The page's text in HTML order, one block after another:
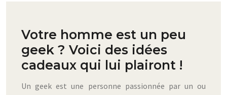
Votre homme est un peu
geek ? Voici des idées
cadeaux qui lui plairont !
Un geek est une personne passionnée par un ou